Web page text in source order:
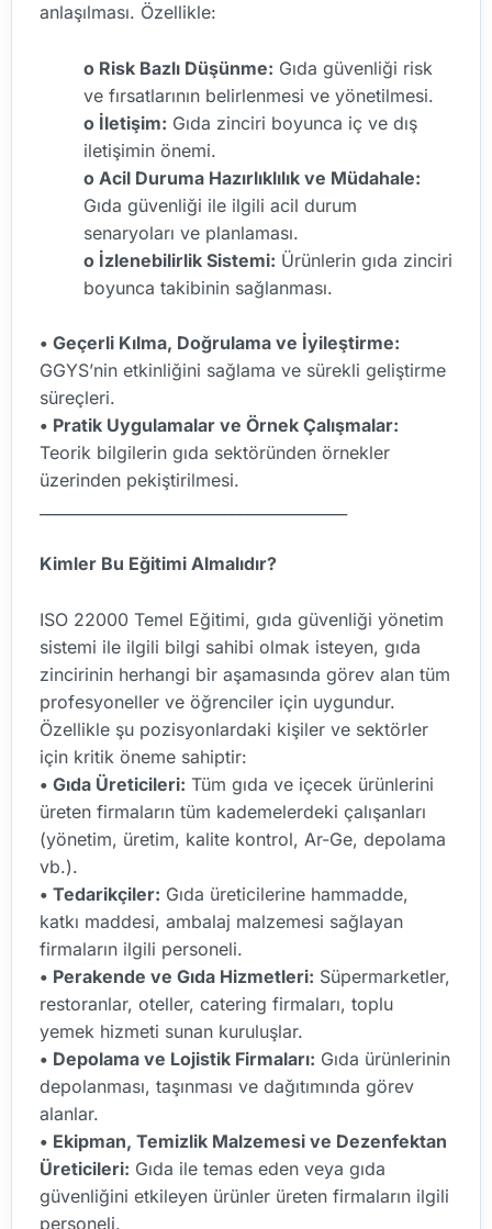
anlaşılması. Özellikle:
o Risk Bazlı Düşünme: Gıda güvenliği risk
ve fırsatlarının belirlenmesi ve yönetilmesi.
o İletişim: Gıda zinciri boyunca iç ve dış
iletişimin önemi.
o Acil Duruma Hazırlıklılık ve Müdahale:
Gıda güvenliği ile ilgili acil durum
senaryoları ve planlaması.
o İzlenebilirlik Sistemi: Ürünlerin gıda zinciri
boyunca takibinin sağlanması.
• Geçerli Kılma, Doğrulama ve İyileştirme:
GGYS’nin etkinliğini sağlama ve sürekli geliştirme
süreçleri.
• Pratik Uygulamalar ve Örnek Çalışmalar:
Teorik bilgilerin gıda sektöründen örnekler
üzerinden pekiştirilmesi.
Kimler Bu Eğitimi Almalıdır?
ISO 22000 Temel Eğitimi, gıda güvenliği yönetim
sistemi ile ilgili bilgi sahibi olmak isteyen, gıda
zincirinin herhangi bir aşamasında görev alan tüm
profesyoneller ve öğrenciler için uygundur.
Özellikle şu pozisyonlardaki kişiler ve sektörler
için kritik öneme sahiptir:
• Gıda Üreticileri: Tüm gıda ve içecek ürünlerini
üreten firmaların tüm kademelerdeki çalışanları
(yönetim, üretim, kalite kontrol, Ar-Ge, depolama
vb.).
• Tedarikçiler: Gıda üreticilerine hammadde,
katkı maddesi, ambalaj malzemesi sağlayan
firmaların ilgili personeli.
• Perakende ve Gıda Hizmetleri: Süpermarketler,
restoranlar, oteller, catering firmaları, toplu
yemek hizmeti sunan kuruluşlar.
• Depolama ve Lojistik Firmaları: Gıda ürünlerinin
depolanması, taşınması ve dağıtımında görev
alanlar.
• Ekipman, Temizlik Malzemesi ve Dezenfektan
Üreticileri: Gıda ile temas eden veya gıda
güvenliğini etkileyen ürünler üreten firmaların ilgili
personeli.